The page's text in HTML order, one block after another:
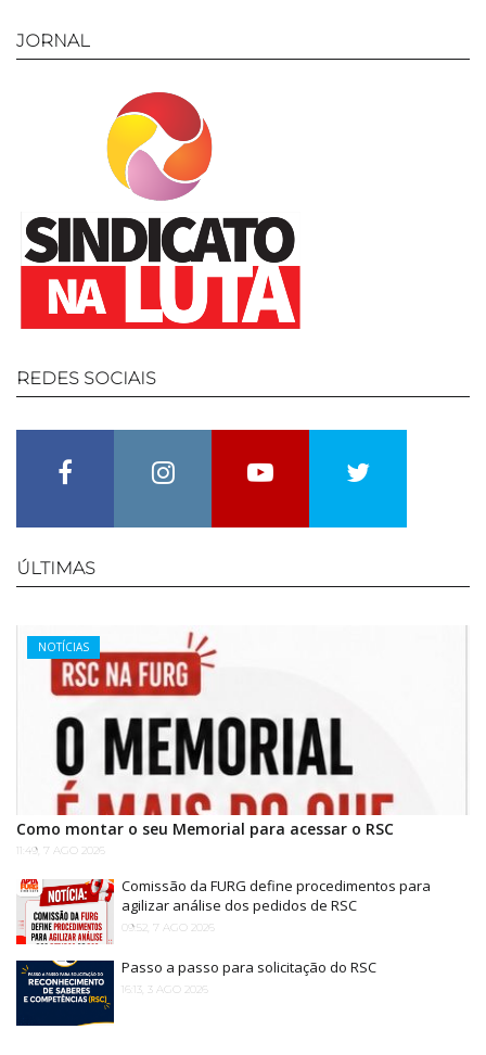
JORNAL
REDES SOCIAIS
Instagram Youtube
ÚLTIMAS
Categories
NOTÍCIAS
Como montar o seu Memorial para acessar o RSC
11:49, 7 AGO 2026
Comissão da FURG define procedimentos para
agilizar análise dos pedidos de RSC
09:52, 7 AGO 2026
Passo a passo para solicitação do RSC
16:13, 3 AGO 2026